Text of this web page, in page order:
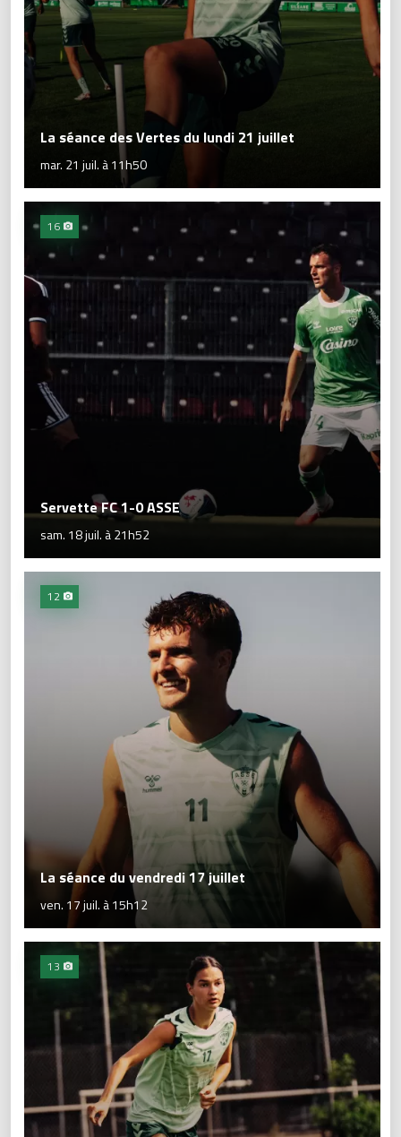
La séance des Vertes du lundi 21 juillet
mar. 21 juil. à 11h50
16
Servette FC 1-0 ASSE
sam. 18 juil. à 21h52
12
La séance du vendredi 17 juillet
ven. 17 juil. à 15h12
13